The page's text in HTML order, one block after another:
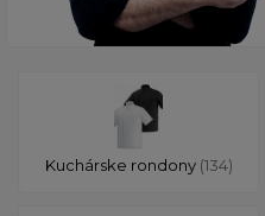
Kuchárske rondony (134)